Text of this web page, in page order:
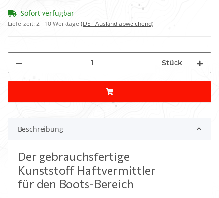
Sofort verfügbar
Lieferzeit:2 - 10 Werktage (DE - Ausland abweichend)
Stück
Beschreibung
Der gebrauchsfertige
Kunststoff Haftvermittler
für den Boots-Bereich